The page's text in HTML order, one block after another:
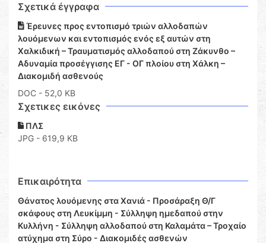
Σχετικά έγγραφα
Έρευνες προς εντοπισμό τριών αλλοδαπών
λουόμενων και εντοπισμός ενός εξ αυτών στη
Χαλκιδική – Τραυματισμός αλλοδαπού στη Ζάκυνθο –
Αδυναμία προσέγγισης ΕΓ - ΟΓ πλοίου στη Χάλκη –
Διακομιδή ασθενούς
DOC - 52,0 KB
Σχετικες εικόνες
ΠΛΣ
JPG - 619,9 KB
Επικαιρότητα
Θάνατος λουόμενης στα Χανιά - Προσάραξη Θ/Γ
σκάφους στη Λευκίμμη - Σύλληψη ημεδαπού στην
Κυλλήνη - Σύλληψη αλλοδαπού στη Καλαμάτα – Τροχαίο
ατύχημα στη Σύρο - Διακομιδές ασθενών